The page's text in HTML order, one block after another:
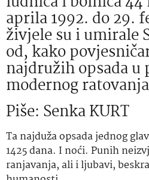
aprila 1992. do 29.
živjele su i umirale
od, kako
najdružih opsada u
modernog ratovanja
Piše: Senka KURT
Ta najduža opsada jednog
1425 dana. I noći. Punih
ranjavanja, ali i ljubavi,